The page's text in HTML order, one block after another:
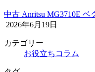
中古 Anritsu MG3710E ベ
2026年6月19日
カテゴリー
お役立ちコラム